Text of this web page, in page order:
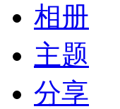
相册
主题
分享